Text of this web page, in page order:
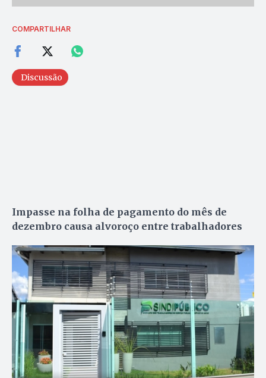
COMPARTILHAR
Discussão
Impasse na folha de pagamento do mês de
dezembro causa alvoroço entre trabalhadores